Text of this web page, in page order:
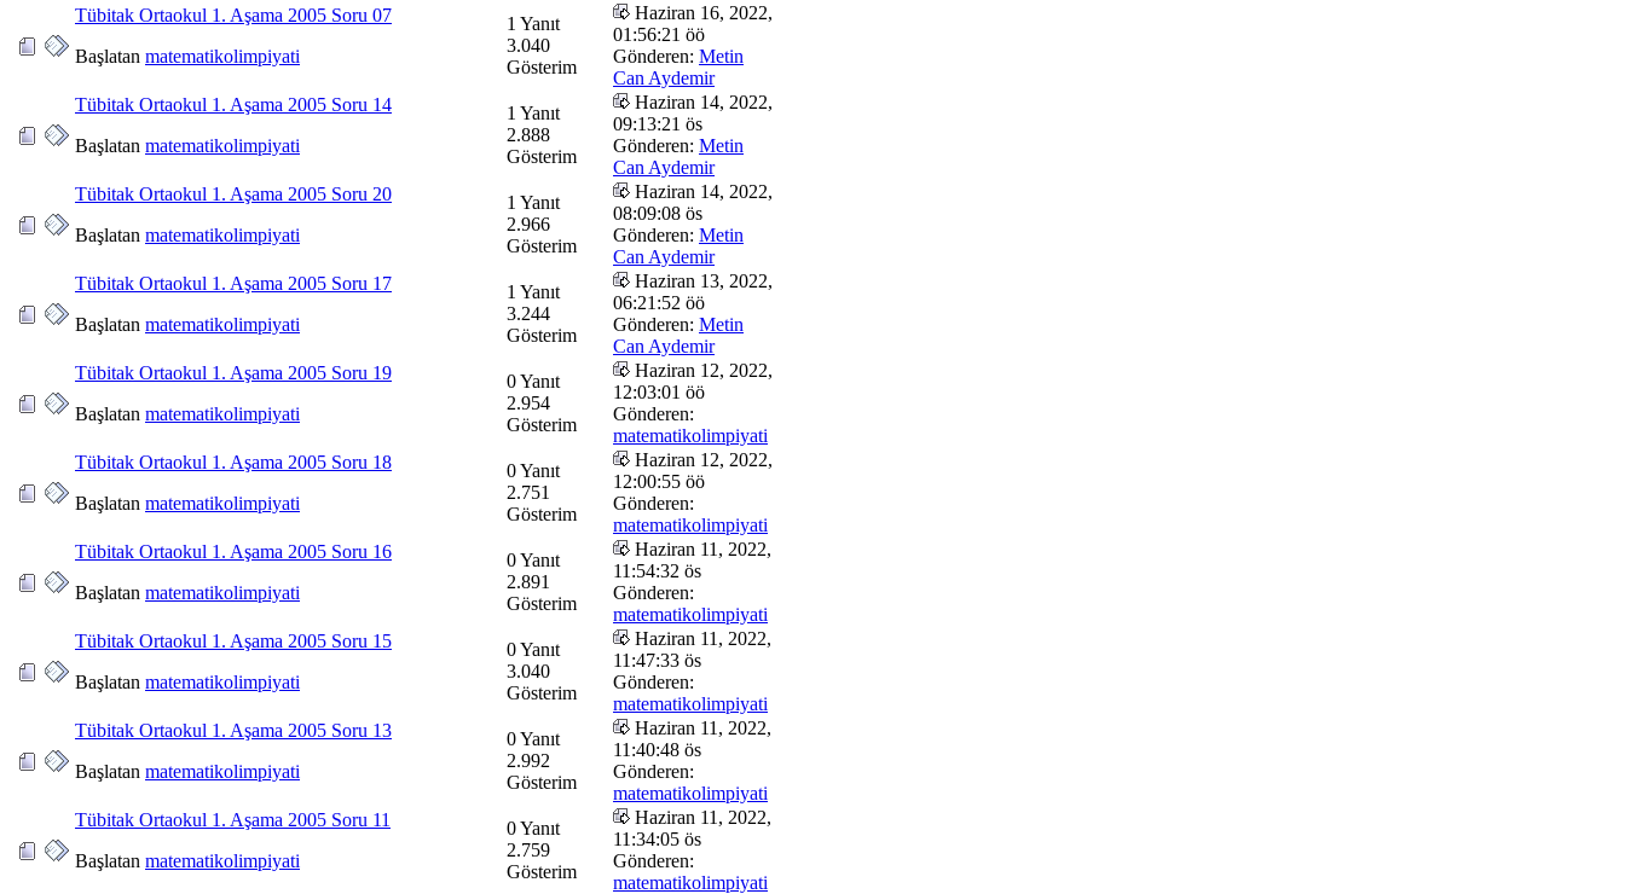
Tübitak Ortaokul 1. Aşama 2005 Soru 07
Başlatan matematikolimpiyati
1 Yanıt
3.040
Gösterim
Haziran 16, 2022,
01:56:21 öö
Gönderen: Metin
Can Aydemir
Tübitak Ortaokul 1. Aşama 2005 Soru 14
Başlatan matematikolimpiyati
1 Yanıt
2.888
Gösterim
Haziran 14, 2022,
09:13:21 ös
Gönderen: Metin
Can Aydemir
Tübitak Ortaokul 1. Aşama 2005 Soru 20
Başlatan matematikolimpiyati
1 Yanıt
2.966
Gösterim
Haziran 14, 2022,
08:09:08 ös
Gönderen: Metin
Can Aydemir
Tübitak Ortaokul 1. Aşama 2005 Soru 17
Başlatan matematikolimpiyati
1 Yanıt
3.244
Gösterim
Haziran 13, 2022,
06:21:52 öö
Gönderen: Metin
Can Aydemir
Tübitak Ortaokul 1. Aşama 2005 Soru 19
Başlatan matematikolimpiyati
0 Yanıt
2.954
Gösterim
Haziran 12, 2022,
12:03:01 öö
Gönderen:
matematikolimpiyati
Tübitak Ortaokul 1. Aşama 2005 Soru 18
Başlatan matematikolimpiyati
0 Yanıt
2.751
Gösterim
Haziran 12, 2022,
12:00:55 öö
Gönderen:
matematikolimpiyati
Tübitak Ortaokul 1. Aşama 2005 Soru 16
Başlatan matematikolimpiyati
0 Yanıt
2.891
Gösterim
Haziran 11, 2022,
11:54:32 ös
Gönderen:
matematikolimpiyati
Tübitak Ortaokul 1. Aşama 2005 Soru 15
Başlatan matematikolimpiyati
0 Yanıt
3.040
Gösterim
Haziran 11, 2022,
11:47:33 ös
Gönderen:
matematikolimpiyati
Tübitak Ortaokul 1. Aşama 2005 Soru 13
Başlatan matematikolimpiyati
0 Yanıt
2.992
Gösterim
Haziran 11, 2022,
11:40:48 ös
Gönderen:
matematikolimpiyati
Tübitak Ortaokul 1. Aşama 2005 Soru 11
Başlatan matematikolimpiyati
0 Yanıt
2.759
Gösterim
Haziran 11, 2022,
11:34:05 ös
Gönderen:
matematikolimpiyati